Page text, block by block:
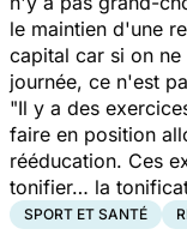
le maintien d'une
capital car si on
journée, ce n'est
"Il y a des
faire en position
rééducation. Ces
tonifier… la
SPORT ET SANTÉ